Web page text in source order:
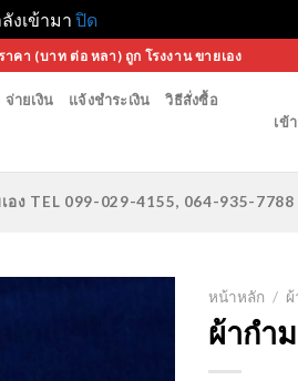
งเข้ามา ปิด
คา (บาท ต่อ หลา) ถูก โรงงาน ขายเอง
จ่ายเงิน แจ้งชำระเงิน วิธีสั่งซื้อ
เข้
อง TEL 099-029-4155, 064-935-7788
หน้าหลัก /
ผ้ากำ